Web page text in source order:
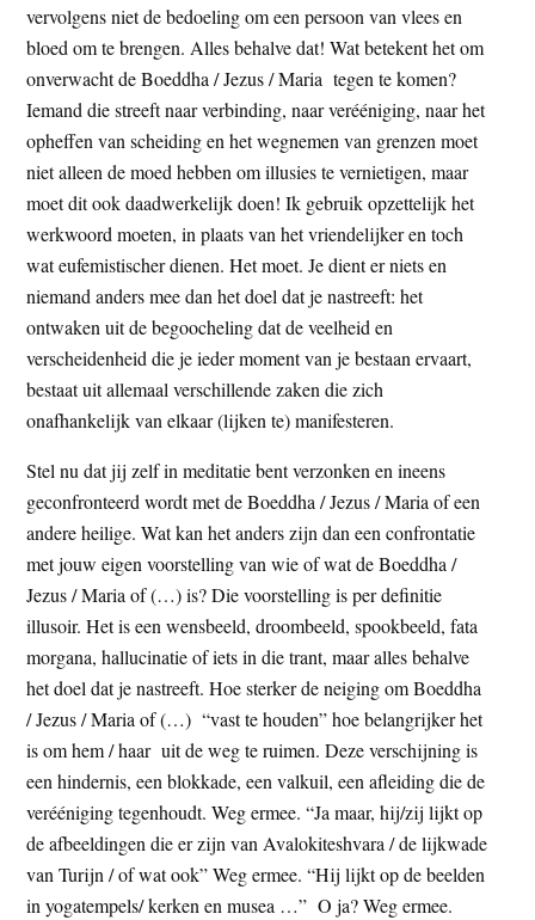
vervolgens niet de bedoeling om een persoon van vlees en
bloed om te brengen. Alles behalve dat! Wat betekent het om
onverwacht de Boeddha / Jezus / Maria tegen te komen?
Iemand die streeft naar verbinding, naar verééniging, naar het
opheffen van scheiding en het wegnemen van grenzen moet
niet alleen de moed hebben om illusies te vernietigen, maar
moet dit ook daadwerkelijk doen! Ik gebruik opzettelijk het
werkwoord moeten, in plaats van het vriendelijker en toch
wat eufemistischer dienen. Het moet. Je dient er niets en
niemand anders mee dan het doel dat je nastreeft: het
ontwaken uit de begoocheling dat de veelheid en
verscheidenheid die je ieder moment van je bestaan ervaart,
bestaat uit allemaal verschillende zaken die zich
onafhankelijk van elkaar (lijken te) manifesteren.
Stel nu dat jij zelf in meditatie bent verzonken en ineens
geconfronteerd wordt met de Boeddha / Jezus / Maria of een
andere heilige. Wat kan het anders zijn dan een confrontatie
met jouw eigen voorstelling van wie of wat de Boeddha /
Jezus / Maria of (…) is? Die voorstelling is per definitie
illusoir. Het is een wensbeeld, droombeeld, spookbeeld, fata
morgana, hallucinatie of iets in die trant, maar alles behalve
het doel dat je nastreeft. Hoe sterker de neiging om Boeddha
/ Jezus / Maria of (…) “vast te houden” hoe belangrijker het
is om hem / haar uit de weg te ruimen. Deze verschijning is
een hindernis, een blokkade, een valkuil, een afleiding die de
verééniging tegenhoudt. Weg ermee. “Ja maar, hij/zij lijkt op
de afbeeldingen die er zijn van Avalokiteshvara / de lijkwade
van Turijn / of wat ook” Weg ermee. “Hij lijkt op de beelden
in yogatempels/ kerken en musea …” O ja? Weg ermee.